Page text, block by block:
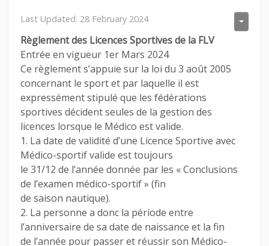
Last Updated: 28 February 2024
Règlement des Licences Sportives de la FLV
Entrée en vigueur 1er Mars 2024
Ce règlement s’appuie sur la loi du 3 août 2005
concernant le sport et par laquelle il est
expressément stipulé que les fédérations
sportives décident seules de la gestion des
licences lorsque le Médico est valide.
1. La date de validité d’une Licence Sportive avec
Médico-sportif valide est toujours
le 31/12 de l’année donnée par les « Conclusions
de l’examen médico-sportif » (fin
de saison nautique).
2. La personne a donc la période entre
l’anniversaire de sa date de naissance et la fin
de l’année pour passer et réussir son Médico-